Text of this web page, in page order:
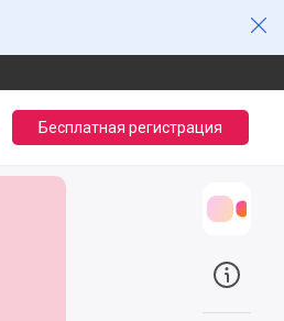
Бесплатная регистрация
О